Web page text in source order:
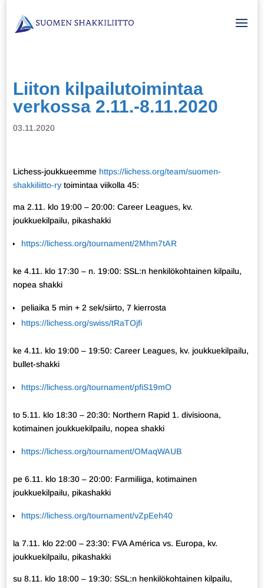
Liiton kilpailutoimintaa
verkossa 2.11.-8.11.2020
03.11.2020
Lichess-joukkueemme https://lichess.org/team/suomen-
shakkiliitto-rytoimintaa viikolla 45:
ma 2.11. klo 19:00 – 20:00: Career Leagues, kv.
joukkuekilpailu, pikashakki
https://lichess.org/tournament/2Mhm7tAR
ke 4.11. klo 17:30 – n. 19:00: SSL:n henkilökohtainen kilpailu,
nopea shakki
peliaika 5 min + 2 sek/siirto, 7 kierrosta
https://lichess.org/swiss/tRaTOjfi
ke 4.11. klo 19:00 – 19:50: Career Leagues, kv. joukkuekilpailu,
bullet-shakki
https://lichess.org/tournament/pfiS19mO
to 5.11. klo 18:30 – 20:30: Northern Rapid 1. divisioona,
kotimainen joukkuekilpailu, nopea shakki
https://lichess.org/tournament/OMaqWAUB
pe 6.11. klo 18:30 – 20:00: Farmiliiga, kotimainen
joukkuekilpailu, pikashakki
https://lichess.org/tournament/vZpEeh40
la 7.11. klo 22:00 – 23:30: FVA América vs. Europa, kv.
joukkuekilpailu, pikashakki
su 8.11. klo 18:00 – 19:30: SSL:n henkilökohtainen kilpailu,